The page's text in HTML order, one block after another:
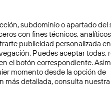
subdominio o apartado del
con fines técnicos,
publicidad personalizada
Puedes aceptar todas,
el botón correspondiente.
momento desde la opción de
más detallada, consulta nuestra